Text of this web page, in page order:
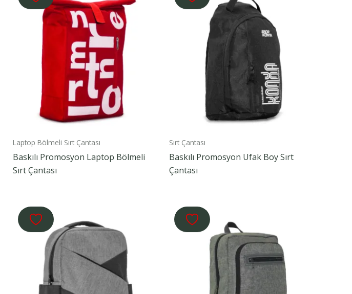
Laptop Bölmeli Sırt Çantası
Baskılı Promosyon Laptop Bölmeli
Sırt Çantası
Sırt Çantası
Baskılı Promosyon Ufak Boy Sırt
Çantası